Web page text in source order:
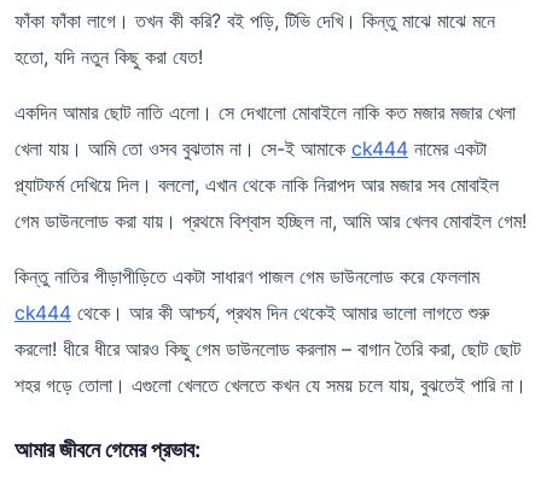
ফাঁকা ফাঁকা লাগে। তখন কী করি? বই পড়ি, টিভি দেখি। কিন্তু মাঝে মাঝে মনে
হতো, যদি নতুন কিছু করা যেত!
একদিন আমার ছোট নাতি এলো। সে দেখালো মোবাইলে নাকি কত মজার মজার খেলা
খেলা যায়। আমি তো ওসব বুঝতাম না। সে-ই আমাকে ck444 নামের একটা
প্ল্যাটফর্ম দেখিয়ে দিল। বললো, এখান থেকে নাকি নিরাপদ আর মজার সব মোবাইল
গেম ডাউনলোড করা যায়। প্রথমে বিশ্বাস হচ্ছিল না, আমি আর খেলব মোবাইল গেম!
কিন্তু নাতির পীড়াপীড়িতে একটা সাধারণ পাজল গেম ডাউনলোড করে ফেললাম
ck444 থেকে। আর কী আশ্চর্য, প্রথম দিন থেকেই আমার ভালো লাগতে শুরু
করলো! ধীরে ধীরে আরও কিছু গেম ডাউনলোড করলাম – বাগান তৈরি করা, ছোট ছোট
শহর গড়ে তোলা। এগুলো খেলতে খেলতে কখন যে সময় চলে যায়, বুঝতেই পারি না।
আমার জীবনে গেমের প্রভাব: